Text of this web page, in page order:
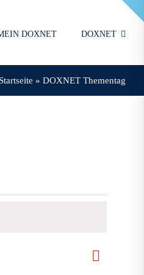
DOXNET DOXNET
Startseite » DOXNET Thementag
SucheMonat